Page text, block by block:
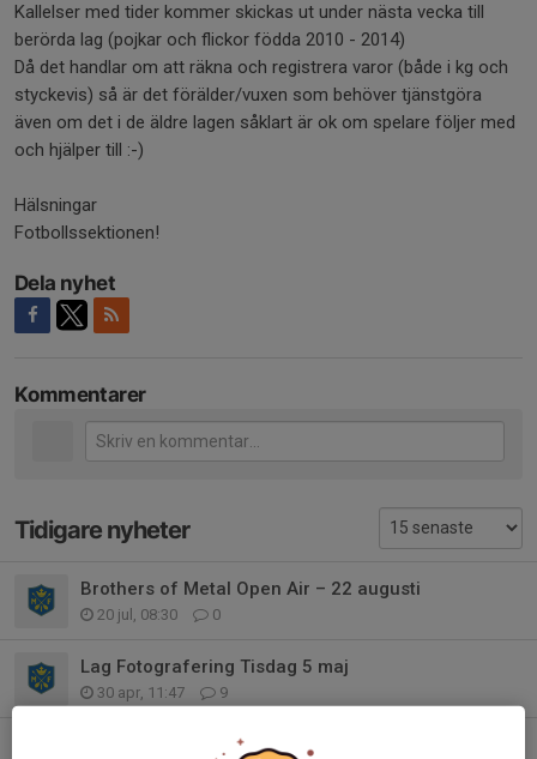
Kallelser med tider kommer skickas ut under nästa vecka till
berörda lag (pojkar och flickor födda 2010 - 2014)
Då det handlar om att räkna och registrera varor (både i kg och
styckevis) så är det förälder/vuxen som behöver tjänstgöra
även om det i de äldre lagen såklart är ok om spelare följer med
och hjälper till :-)
Hälsningar
Fotbollssektionen!
Dela nyhet
Kommentarer
Tidigare nyheter
Brothers of Metal Open Air – 22 augusti
20 jul, 08:30 0
Lag Fotografering Tisdag 5 maj
30 apr, 11:47 9
Försäljning av Ravelli